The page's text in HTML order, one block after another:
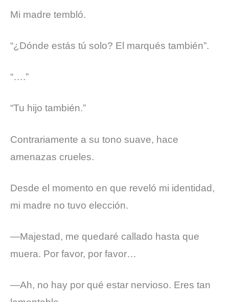
Mi madre tembló.
“¿Dónde estás tú solo? El marqués también”.
“….”
“Tu hijo también.”
Contrariamente a su tono suave, hace
amenazas crueles.
Desde el momento en que reveló mi identidad,
mi madre no tuvo elección.
—Majestad, me quedaré callado hasta que
muera. Por favor, por favor…
—Ah, no hay por qué estar nervioso. Eres tan